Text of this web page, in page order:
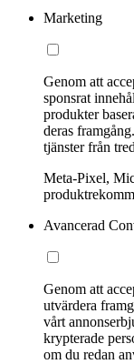
Marketing
Genom att
sponsrat
produkter
deras
tjänster från
Meta-Pixel,
Avancerad
Genom att
utvärdera
vårt
krypterade
om du redan